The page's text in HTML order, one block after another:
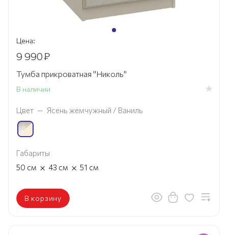
Цена:
9 990₽
Тумба прикроватная "Николь"
В наличии
Цвет — Ясень жемчужный / Ваниль
Габариты
50 см × 43 см × 51 см
В корзину